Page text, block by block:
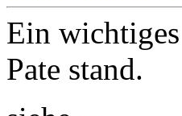
Ein
Pate stand.